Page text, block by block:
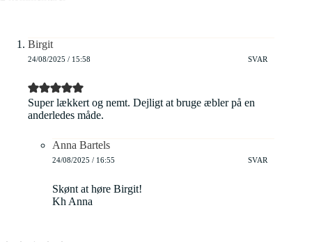
Birgit
24/08/2025 / 15:58 SVAR
Super lækkert og nemt. Dejligt at bruge æbler på en
anderledes måde.
Anna Bartels
24/08/2025 / 16:55 SVAR
Skønt at høre Birgit!
Kh Anna